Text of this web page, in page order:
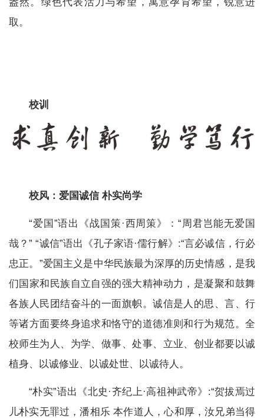
取。
校训
校风： 爱国诚信 朴实尚学
“爱国”语出《战国策·西周策》：“周君岂能无爱国
哉？” “诚信”语出《孔子家语·儒行解》:“言必诚信，行必
忠正。”爱国主义是中华民族最为深厚的历史情感，是我
们国家和民族自立自强的强大精神动力，是凝聚和鼓舞
各族人民团结奋斗的一面旗帜。诚信是人的思、言、行
等诸方面要终身追求和恪守的道德准则和行为规范。全
校师生为人、为学、做事、处事、立业、创业都要以诚
植身、以诚修业、以诚处世、以诚待人。
“朴实”语出《北史·齐纪上·高祖神武帝》:“贺拔焉过
儿朴实无罪过，潘相乐 本作道人，心和厚，汝兄弟当得